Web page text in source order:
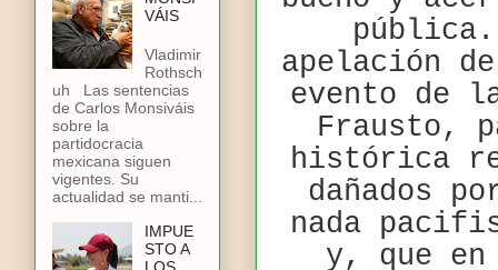
apelación
evento de
Frausto,
histórica
dañados
nada
y, que en
VÁIS
Vladimir
Rothsch
uh Las sentencias
de Carlos Monsiváis
sobre la
partidocracia
mexicana siguen
vigentes. Su
actualidad se manti...
IMPUE
STO A
LOS